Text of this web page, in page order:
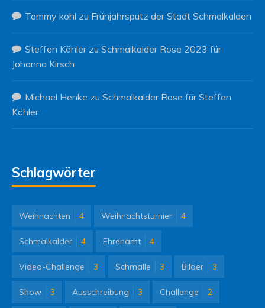
Tommy kohl zu Frühjahrsputz der Stadt Schmalkalden
Steffen Köhlerzu Schmalkalder Rose 2023 für
Johanna Kirsch
Michael Henke zu Schmalkalder Rose für Steffen
Köhler
Schlagwörter
Weihnachten 4 Weihnachtsturnier 4
Schmalkalder 4 Ehrenamt 4
Video-Challenge 3 Schmalle 3 Bilder 3
Show 3 Ausschreibung 3 Challenge 2